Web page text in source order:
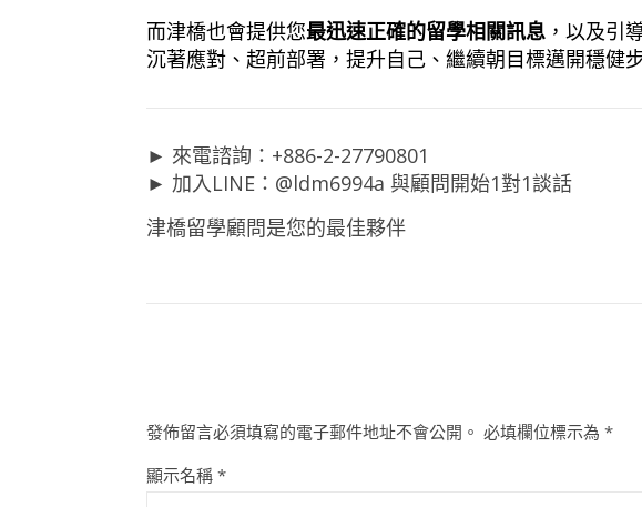
而津橋也會提供您最迅速正確的留學相關訊息 ，以及引
沉著應對、超前部署，提升自己、繼續朝目標邁開穩健步
► 來電諮詢：+886-2-27790801
► 加入LINE：@ldm6994a 與顧問開始1對1談話
津橋留學顧問是您的最佳夥伴
發佈留言必須填寫的電子郵件地址不會公開。 必填欄位標示為 *
顯示名稱 *